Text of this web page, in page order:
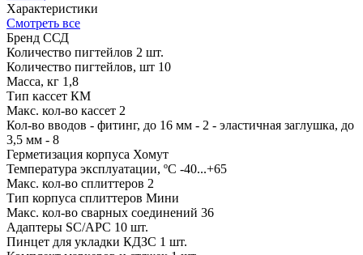
Характеристики
Смотреть все
Бренд ССД
Количество пигтейлов 2 шт.
Количество пигтейлов, шт 10
Масса, кг 1,8
Тип кассет КМ
Макс. кол-во кассет 2
Кол-во вводов - фитинг, до 16 мм - 2 - эластичная заглушка, до
3,5 мм - 8
Герметизация корпуса Хомут
Температура эксплуатации, ºС -40...+65
Макс. кол-во сплиттеров 2
Тип корпуса сплиттеров Мини
Макс. кол-во сварных соединений 36
Адаптеры SC/APC 10 шт.
Пинцет для укладки КДЗС 1 шт.